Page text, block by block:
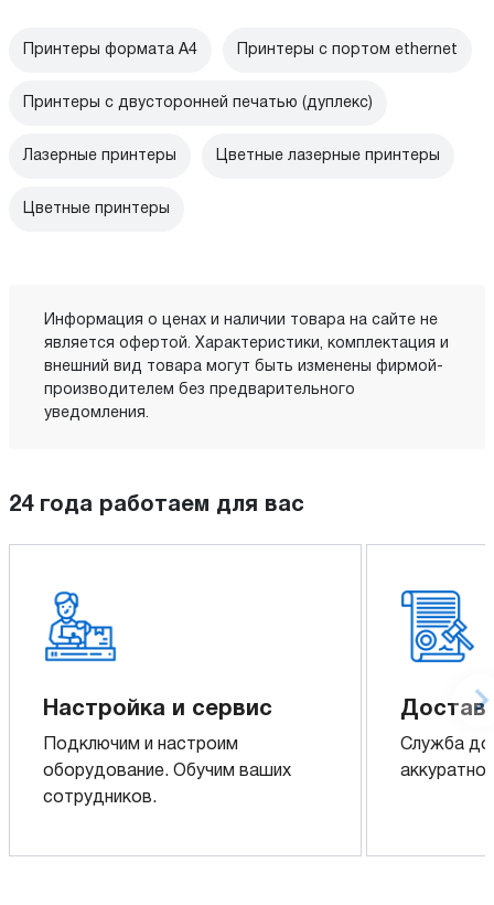
Принтеры формата А4 Принтеры с портом ethernet
Принтеры с двусторонней печатью (дуплекс)
Лазерные принтеры Цветные лазерные принтеры
Цветные принтеры
Информация о ценах и наличии товара на сайте не
является офертой. Характеристики, комплектация и
внешний вид товара могут быть изменены фирмой-
производителем без предварительного
уведомления.
24 года работаем для вас
Настройка и сервис
Подключим и настроим
оборудование. Обучим ваших
сотрудников.
Служба
аккуратно